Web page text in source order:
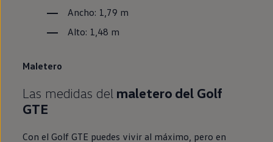
Ancho: 1,79 m
Alto: 1,48 m
Maletero
Las medidas del maletero del Golf
GTE
Con el Golf GTE puedes vivir al máximo, pero en